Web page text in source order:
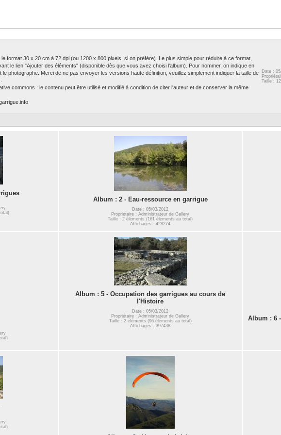
format 30 x 20 cm à 72 dpi (ou 1200 x 800 pixels, si on préfère). Le plus simple pour réduire à ce format,
le lien "Ajouter des éléments" (disponible dès que vous avez choisi l'album). Pour nommer, on indique en
photographe. Merci de ne pas envoyer les versions haute définition, veuillez simplement indiquer la taille de
commons : le contenu peut être utilisé et modifié à condition de citer l'auteur et de conserver la même
Date :
Taille :
Album : 2 - Eau-ressource en garrigue
Date : 05/03/2012
Propriétaire : Administrateur de Gallery
Taille : 2 éléments (161 éléments au total)
Affichages : 428274
Album : 5 - Occupation des garrigues au cours de
l'Histoire
Date : 05/03/2012
Propriétaire : Administrateur de Gallery
Taille : 2 éléments (96 éléments au total)
Affichages : 397438
Album : 6